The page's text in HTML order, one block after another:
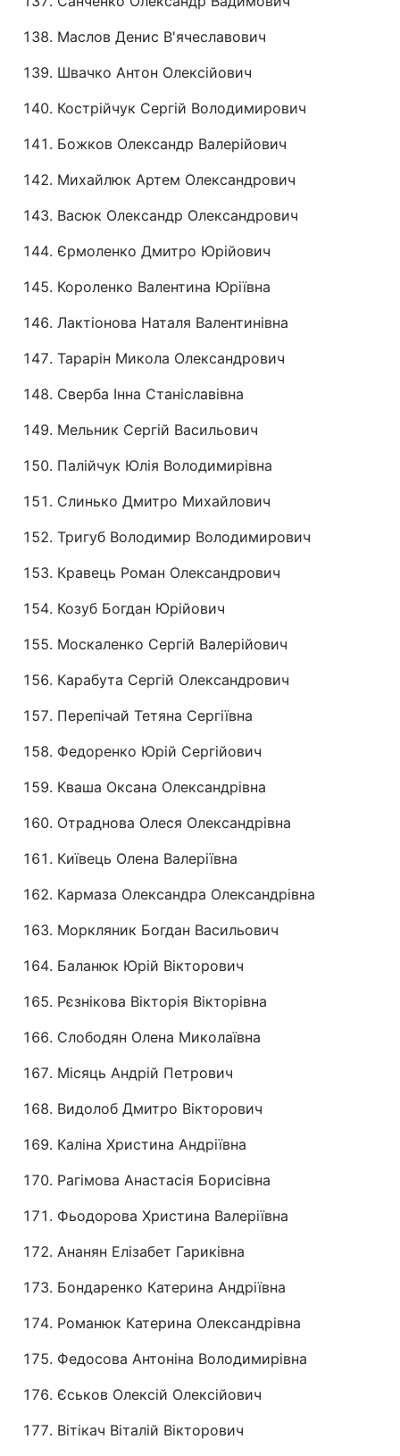
Маслов Денис В'ячеславович
Швачко Антон Олексійович
Кострійчук Сергій Володимирович
Божков Олександр Валерійович
Михайлюк Артем Олександрович
Васюк Олександр Олександрович
Єрмоленко Дмитро Юрійович
Короленко Валентина Юріївна
Лактіонова Наталя Валентинівна
Тарарін Микола Олександрович
Сверба Інна Станіславівна
Мельник Сергій Васильович
Палійчук Юлія Володимирівна
Слинько Дмитро Михайлович
Тригуб Володимир Володимирович
Кравець Роман Олександрович
Козуб Богдан Юрійович
Москаленко Сергій Валерійович
Карабута Сергій Олександрович
Перепічай Тетяна Сергіївна
Федоренко Юрій Сергійович
Кваша Оксана Олександрівна
Отраднова Олеся Олександрівна
Київець Олена Валеріївна
Кармаза Олександра Олександрівна
Моркляник Богдан Васильович
Баланюк Юрій Вікторович
Рєзнікова Вікторія Вікторівна
Слободян Олена Миколаївна
Місяць Андрій Петрович
Видолоб Дмитро Вікторович
Каліна Христина Андріївна
Рагімова Анастасія Борисівна
Фьодорова Христина Валеріївна
Ананян Елізабет Гариківна
Бондаренко Катерина Андріївна
Романюк Катерина Олександрівна
Федосова Антоніна Володимирівна
Єськов Олексій Олексійович
Вітікач Віталій Вікторович